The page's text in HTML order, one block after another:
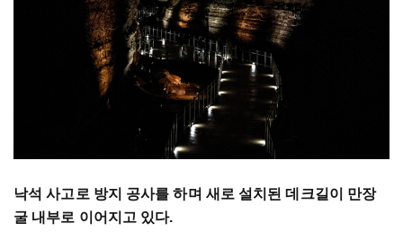
낙석 사고로 방지 공사를 하며 새로 설치된 데크길이 만장
굴 내부로 이어지고 있다.